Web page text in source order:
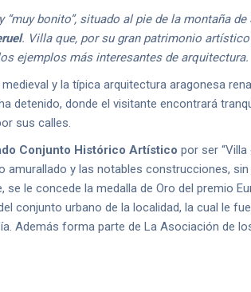
bonito”, situado al pie de la montaña
. Villa que, por su gran patrimonio
ejemplos más interesantes de arquitectura.
y la típica arquitectura aragonesa
detenido, donde el visitante encontrará
sus calles.
Conjunto Histórico Artístico por ser
amurallado y las notables construcciones, sin
se le concede la medalla de Oro del premio
conjunto urbano de la localidad, la cual le
Además forma parte de La Asociación de